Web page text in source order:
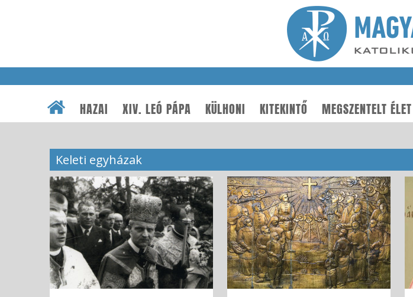
HAZAI XIV. LEÓ PÁPA KÜLHONI KITEKINTŐ MEGSZENTELT ÉLET
Keleti egyházak